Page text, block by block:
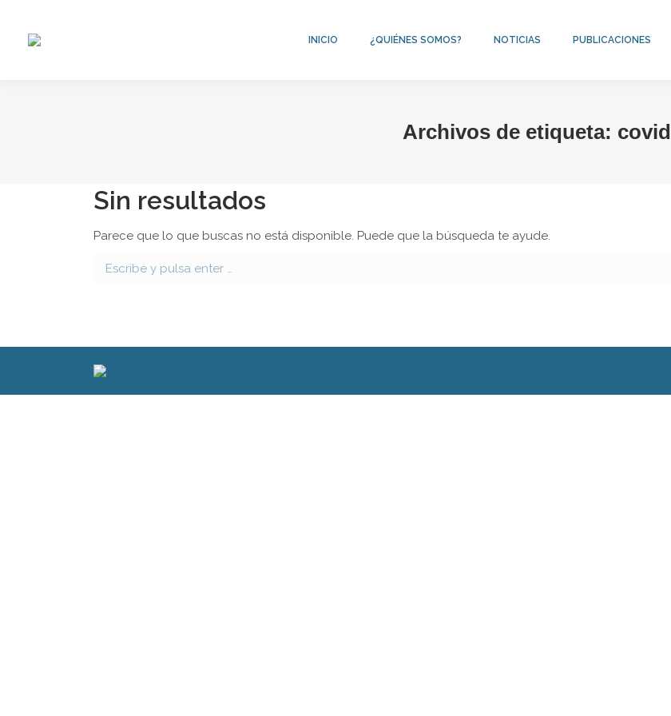
INICIO ¿QUIÉNES SOMOS? NOTICIAS PUBLICACIONES
Archivos de etiqueta: covid
Sin resultados
Parece que lo que buscas no está disponible. Puede que la búsqueda te ayude.
Buscar: